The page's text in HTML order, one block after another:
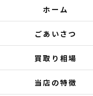
ホーム
ごあいさつ
買取り相場
当店の特徴